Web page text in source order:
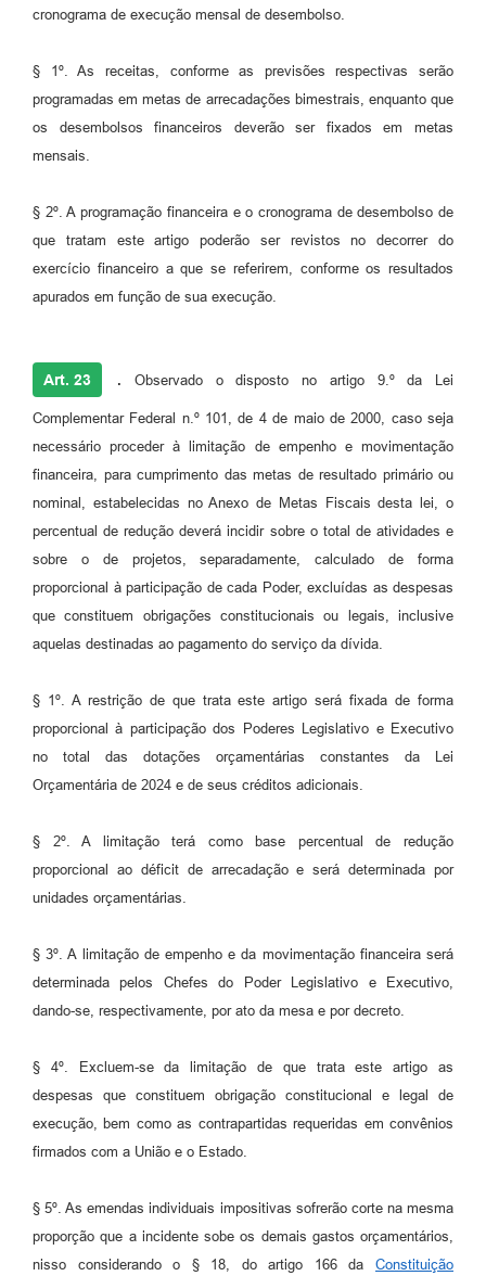
cronograma de execução mensal de desembolso.
§ 1º. As receitas, conforme as previsões respectivas serão
programadas em metas de arrecadações bimestrais, enquanto que
os desembolsos financeiros deverão ser fixados em metas
mensais.
§ 2º. A programação financeira e o cronograma de desembolso de
que tratam este artigo poderão ser revistos no decorrer do
exercício financeiro a que se referirem, conforme os resultados
apurados em função de sua execução.
Art. 23 . Observado o disposto no artigo 9.º da Lei
Complementar Federal n.º 101, de 4 de maio de 2000, caso seja
necessário proceder à limitação de empenho e movimentação
financeira, para cumprimento das metas de resultado primário ou
nominal, estabelecidas no Anexo de Metas Fiscais desta lei, o
percentual de redução deverá incidir sobre o total de atividades e
sobre o de projetos, separadamente, calculado de forma
proporcional à participação de cada Poder, excluídas as despesas
que constituem obrigações constitucionais ou legais, inclusive
aquelas destinadas ao pagamento do serviço da dívida.
§ 1º. A restrição de que trata este artigo será fixada de forma
proporcional à participação dos Poderes Legislativo e Executivo
no total das dotações orçamentárias constantes da Lei
Orçamentária de 2024 e de seus créditos adicionais.
§ 2º. A limitação terá como base percentual de redução
proporcional ao déficit de arrecadação e será determinada por
unidades orçamentárias.
§ 3º. A limitação de empenho e da movimentação financeira será
determinada pelos Chefes do Poder Legislativo e Executivo,
dando-se, respectivamente, por ato da mesa e por decreto.
§ 4º. Excluem-se da limitação de que trata este artigo as
despesas que constituem obrigação constitucional e legal de
execução, bem como as contrapartidas requeridas em convênios
firmados com a União e o Estado.
§ 5º. As emendas individuais impositivas sofrerão corte na mesma
proporção que a incidente sobe os demais gastos orçamentários,
nisso considerando o § 18, do artigo 166 da Constituição